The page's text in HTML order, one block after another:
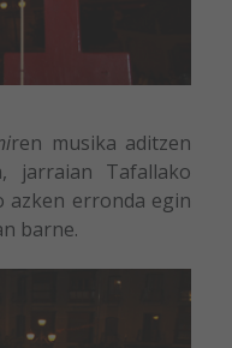
ren musika aditzen
jarraian Tafallako
azken erronda egin
barne.